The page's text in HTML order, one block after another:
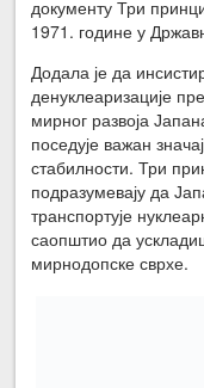
документу Три
1971. године у
Додала је да
денуклеаризације
мирног развоја
поседује важан
стабилности. Три
подразумевају да
транспортује
саопштио да
мирнодопске сврхе.